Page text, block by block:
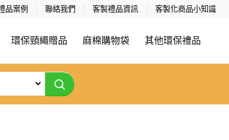
品案例 聯絡我們 客製禮品資訊 客製化商品小知識
環保頸繩贈品 麻棉購物袋 其他環保禮品